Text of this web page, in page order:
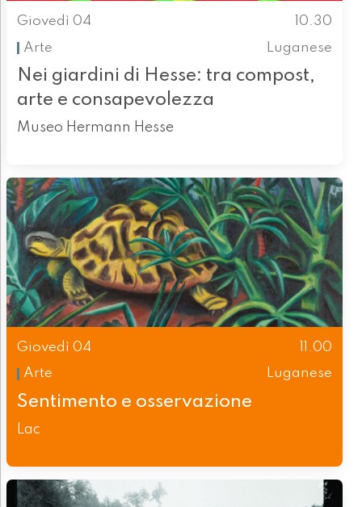
Giovedì 04
10.30
Arte
Luganese
Nei giardini di Hesse: tra compost,
arte e consapevolezza
Museo Hermann Hesse
Giovedì 04
11.00
Arte
Luganese
Sentimento e osservazione
Lac